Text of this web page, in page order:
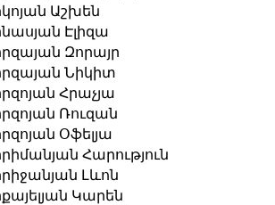
Աշխեն
Էլիզա
Զորայր
Նիկիտ
Հրաչյա
Ռուզան
Օֆելյա
Հարություն
Լևոն
Կարեն